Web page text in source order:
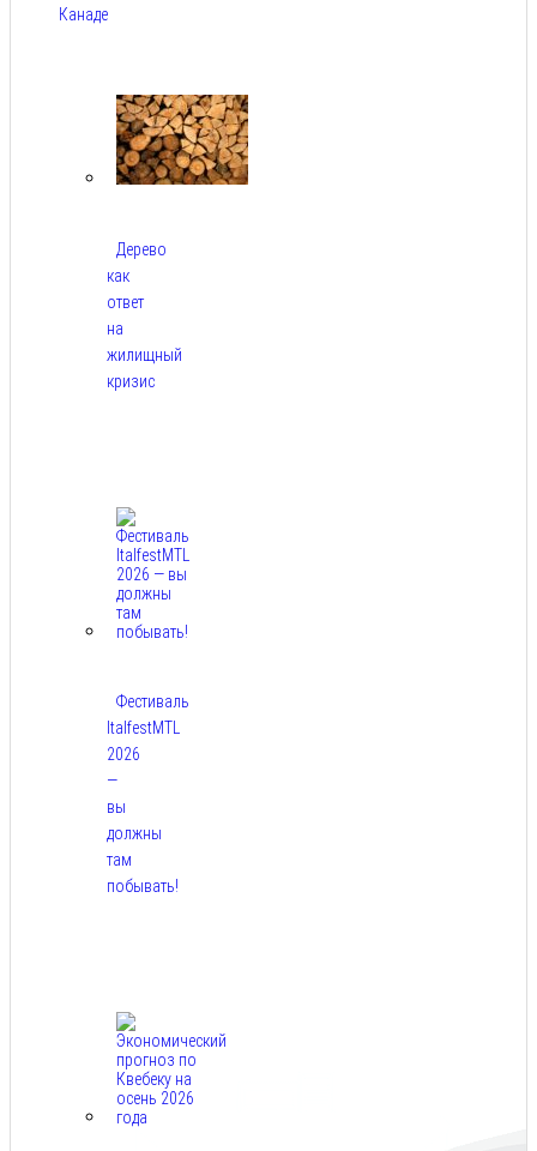
Канаде
Дерево
как
ответ
на
жилищный
кризис
Фестиваль
ItalfestMTL
2026
—
вы
должны
там
побывать!